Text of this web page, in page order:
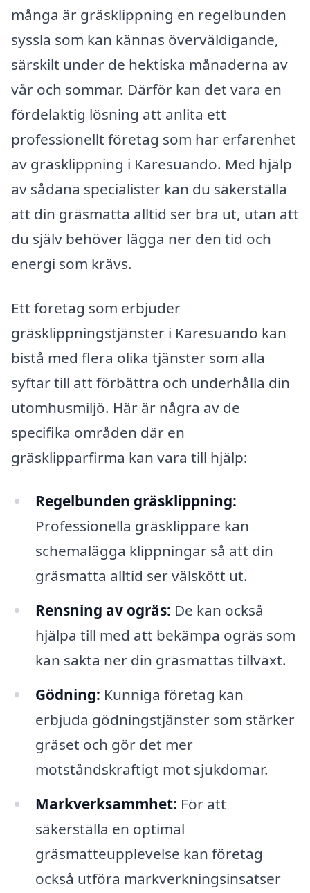
många är gräsklippning en regelbunden
syssla som kan kännas överväldigande,
särskilt under de hektiska månaderna av
vår och sommar. Därför kan det vara en
fördelaktig lösning att anlita ett
professionellt företag som har erfarenhet
av gräsklippning i Karesuando. Med hjälp
av sådana specialister kan du säkerställa
att din gräsmatta alltid ser bra ut, utan att
du själv behöver lägga ner den tid och
energi som krävs.
Ett företag som erbjuder
gräsklippningstjänster i Karesuando kan
bistå med flera olika tjänster som alla
syftar till att förbättra och underhålla din
utomhusmiljö. Här är några av de
specifika områden där en
gräsklipparfirma kan vara till hjälp:
Regelbunden gräsklippning:
Professionella gräsklippare kan
schemalägga klippningar så att din
gräsmatta alltid ser välskött ut.
Rensning av ogräs: De kan också
hjälpa till med att bekämpa ogräs som
kan sakta ner din gräsmattas tillväxt.
Gödning: Kunniga företag kan
erbjuda gödningstjänster som stärker
gräset och gör det mer
motståndskraftigt mot sjukdomar.
Markverksammhet: För att
säkerställa en optimal
gräsmatteupplevelse kan företag
också utföra markverkningsinsatser